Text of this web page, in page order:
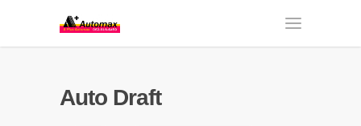
Auto Draft